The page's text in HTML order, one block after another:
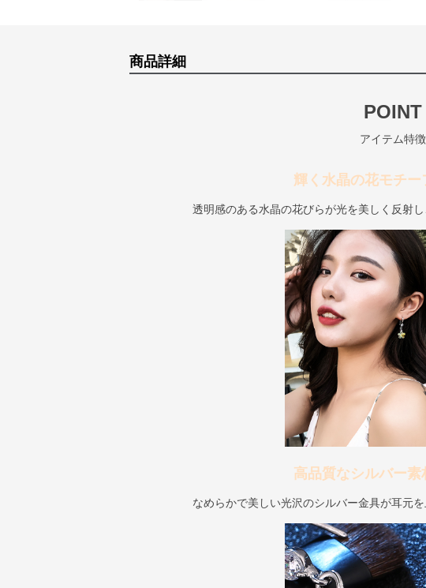
商品詳細
POINT
アイテム特徴
輝く水晶の花モチー
透明感のある水晶の花びらが光を美しく反射
高品質なシルバー素
なめらかで美しい光沢のシルバー金具が耳元